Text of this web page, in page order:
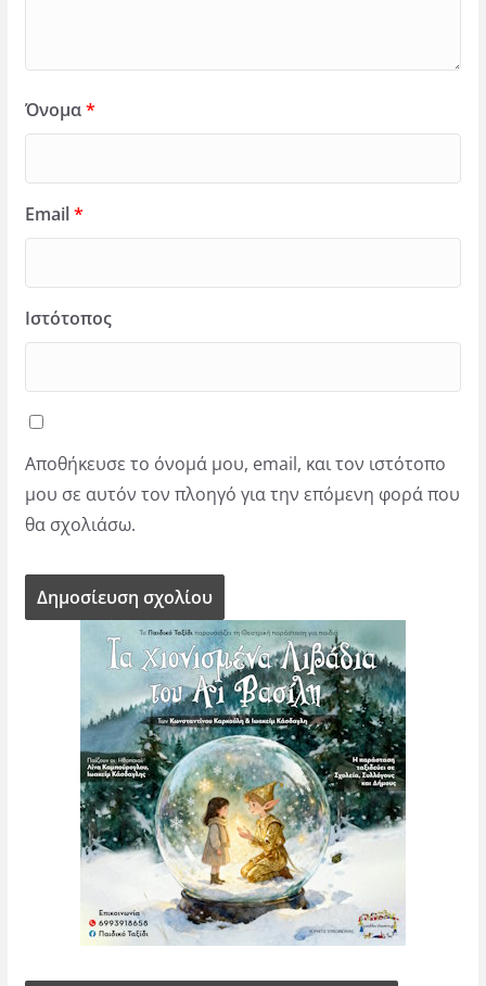
Όνομα*
Email*
Ιστότοπος
Αποθήκευσε το όνομά μου, email, και τον ιστότοπο
μου σε αυτόν τον πλοηγό για την επόμενη φορά που
θα σχολιάσω.